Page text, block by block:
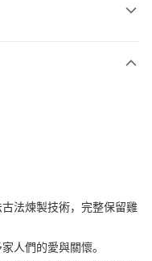
法煉製技術，完整保留雞
人們的愛與關懷。